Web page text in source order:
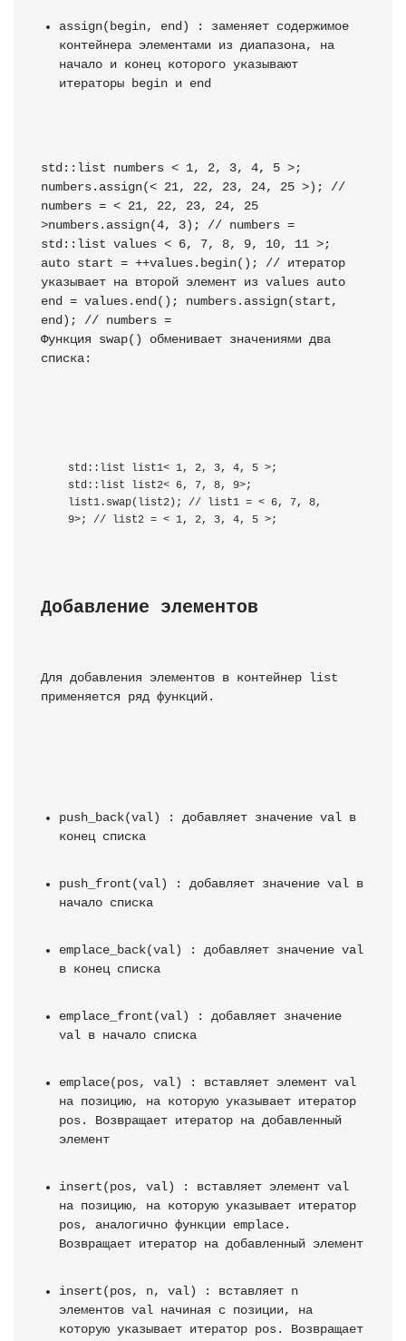
assign(begin, end) : заменяет содержимое
контейнера элементами из диапазона, на
начало и конец которого указывают
итераторы begin и end
std::list numbers < 1, 2, 3, 4, 5 >;
numbers.assign(< 21, 22, 23, 24, 25 >); //
numbers = < 21, 22, 23, 24, 25
>numbers.assign(4, 3); // numbers =
std::list values < 6, 7, 8, 9, 10, 11 >;
auto start = ++values.begin(); // итератор
указывает на второй элемент из values auto
end = values.end(); numbers.assign(start,
Функция swap() обменивает значениями два
списка:
std::list list1< 1, 2, 3, 4, 5 >;
std::list list2< 6, 7, 8, 9>;
list1.swap(list2); // list1 = < 6, 7, 8,
9>; // list2 = < 1, 2, 3, 4, 5 >;
Добавление элементов
Для добавления элементов в контейнер list
применяется ряд функций.
push_back(val) : добавляет значение val в
конец списка
push_front(val) : добавляет значение val в
начало списка
emplace_back(val) : добавляет значение val
в конец списка
emplace_front(val) : добавляет значение
val в начало списка
emplace(pos, val) : вставляет элемент val
на позицию, на которую указывает итератор
pos. Возвращает итератор на добавленный
элемент
insert(pos, val) : вставляет элемент val
на позицию, на которую указывает итератор
pos, аналогично функции emplace.
Возвращает итератор на добавленный элемент
insert(pos, n, val) : вставляет n
элементов val начиная с позиции, на
которую указывает итератор pos. Возвращает